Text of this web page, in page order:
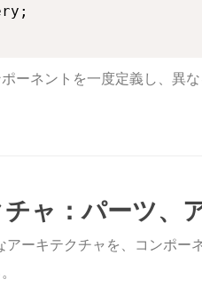
ーネントを一度定義し、異
ャ：パーツ、
ーキテクチャを、コンポ